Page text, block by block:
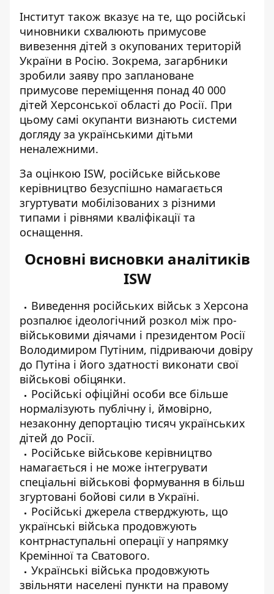
Інститут також вказує на те, що російські
чиновники схвалюють примусове
вивезення дітей з окупованих територій
України в Росію. Зокрема, загарбники
зробили заяву про заплановане
примусове переміщення понад 40 000
дітей Херсонської області до Росії. При
цьому самі окупанти визнають системи
догляду за українськими дітьми
неналежними.
За оцінкою ISW, російське військове
керівництво безуспішно намагається
згуртувати мобілізованих з різними
типами і рівнями кваліфікації та
оснащення.
Основні висновки аналітиків
ISW
Виведення російських військ з Херсона
розпалює ідеологічний розкол між про-
військовими діячами і президентом Росії
Володимиром Путіним, підриваючи довіру
до Путіна і його здатності виконати свої
військові обіцянки.
Російські офіційні особи все більше
нормалізують публічну і, ймовірно,
незаконну депортацію тисяч українських
дітей до Росії.
Російське військове керівництво
намагається і не може інтегрувати
спеціальні військові формування в більш
згуртовані бойові сили в Україні.
Російські джерела стверджують, що
українські війська продовжують
контрнаступальні операції у напрямку
Кремінної та Сватового.
Українські війська продовжують
звільняти населені пункти на правому